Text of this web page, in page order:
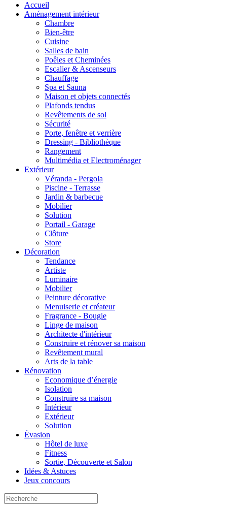
Accueil
Aménagement intérieur
Chambre
Bien-être
Cuisine
Salles de bain
Poêles et Cheminées
Escalier & Ascenseurs
Chauffage
Spa et Sauna
Maison et objets connectés
Plafonds tendus
Revêtements de sol
Sécurité
Porte, fenêtre et verrière
Dressing - Bibliothèque
Rangement
Multimédia et Electroménager
Extérieur
Véranda - Pergola
Piscine - Terrasse
Jardin & barbecue
Mobilier
Solution
Portail - Garage
Clôture
Store
Décoration
Tendance
Artiste
Luminaire
Mobilier
Peinture décorative
Menuiserie et créateur
Fragrance - Bougie
Linge de maison
Architecte d'intérieur
Construire et rénover sa maison
Revêtement mural
Arts de la table
Rénovation
Economique d’énergie
Isolation
Construire sa maison
Intérieur
Extérieur
Solution
Évasion
Hôtel de luxe
Fitness
Sortie, Découverte et Salon
Idées & Astuces
Jeux concours